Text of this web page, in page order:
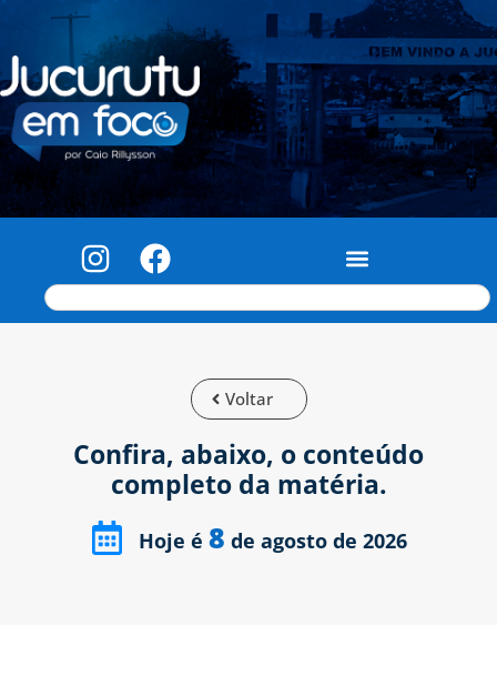
Voltar
Confira, abaixo, o conteúdo
completo da matéria.
Hoje é 8 de agosto de 2026